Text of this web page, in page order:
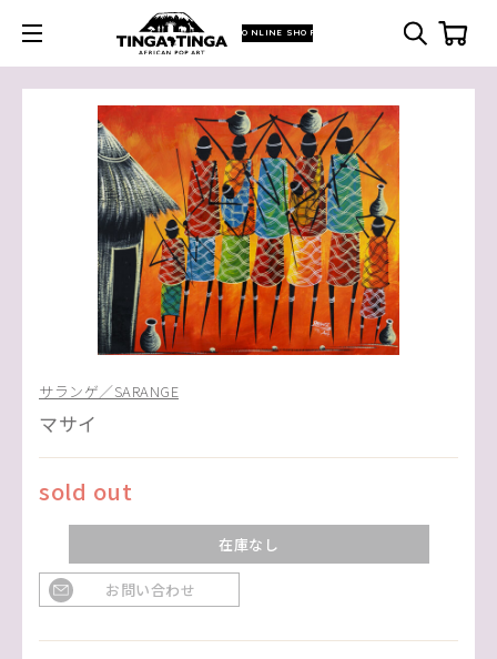
ONLINE SHOP
サランゲ／SARANGE
マサイ
sold out
在庫なし
お問い合わせ